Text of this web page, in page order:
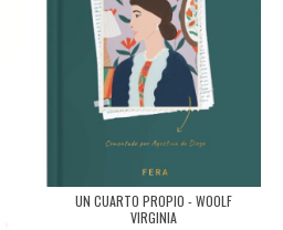
UN CUARTO PROPIO - WOOLF
VIRGINIA